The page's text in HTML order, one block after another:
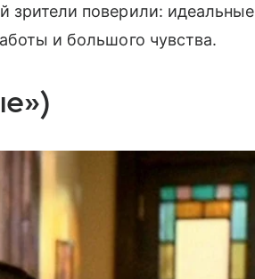
зрители поверили: идеальные
и большого чувства.